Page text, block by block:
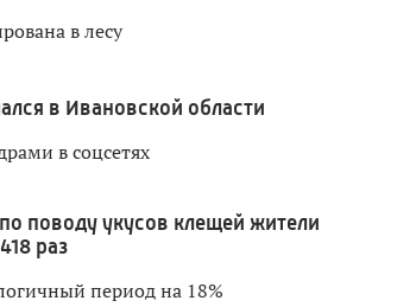
в лесу
в Ивановской области
в соцсетях
поводу укусов клещей жители
раз
период на 18%